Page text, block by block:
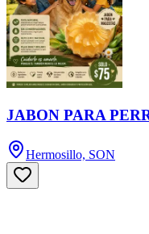
JABON PARA
Hermosillo, SON